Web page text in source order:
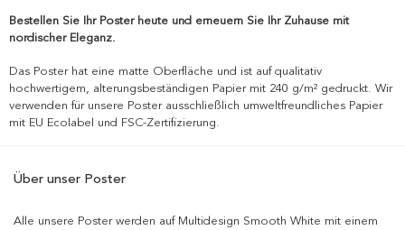
Bestellen Sie Ihr Poster heute und erneuern Sie Ihr Zuhause mit
nordischer Eleganz.
Das Poster hat eine matte Oberfläche und ist auf qualitativ
hochwertigem, alterungsbeständigen Papier mit 240 g/m² gedruckt. Wir
verwenden für unsere Poster ausschließlich umweltfreundliches Papier
mit EU Ecolabel und FSC-Zertifizierung.
Über unser Poster
Alle unsere Poster werden auf Multidesign Smooth White mit einem